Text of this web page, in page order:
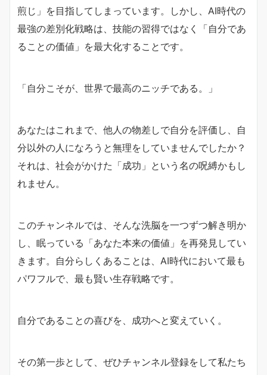
煎じ」を目指してしまっています。しかし、AI時代の
最強の差別化戦略は、技能の習得ではなく「自分であ
ることの価値」を最大化することです。
「自分こそが、世界で最高のニッチである。」
あなたはこれまで、他人の物差しで自分を評価し、自
分以外の人になろうと無理をしていませんでしたか？
それは、社会がかけた「成功」という名の呪縛かもし
れません。
このチャンネルでは、そんな洗脳を一つずつ解き明か
し、眠っている「あなた本来の価値」を再発見してい
きます。自分らしくあることは、AI時代において最も
パワフルで、最も賢い生存戦略です。
自分であることの喜びを、成功へと変えていく。
その第一歩として、ぜひチャンネル登録をして私たち